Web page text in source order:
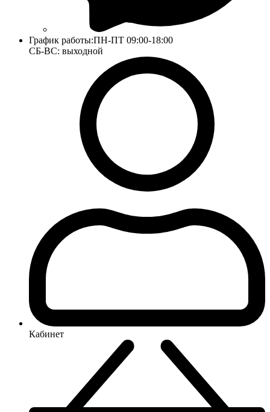
График работы:ПН-ПТ 09:00-18:00
СБ-ВС: выходной
Кабинет